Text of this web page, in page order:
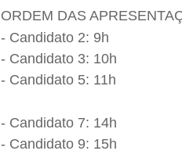
ORDEM DAS
- Candidato 2: 9h
- Candidato 3: 10h
- Candidato 5: 11h
- Candidato 7: 14h
- Candidato 9: 15h